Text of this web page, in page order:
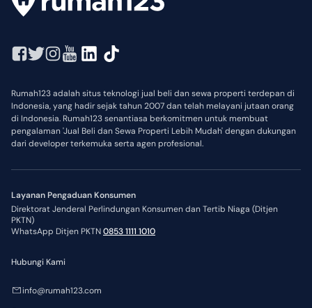
Rumah123 adalah situs teknologi jual beli dan sewa properti terdepan di
Indonesia, yang hadir sejak tahun 2007 dan telah melayani jutaan orang
di Indonesia. Rumah123 senantiasa berkomitmen untuk membuat
pengalaman 'Jual Beli dan Sewa Properti Lebih Mudah' dengan dukungan
dari developer terkemuka serta agen profesional.
Layanan Pengaduan Konsumen
Direktorat Jenderal Perlindungan Konsumen dan Tertib Niaga (Ditjen
PKTN)
WhatsApp Ditjen PKTN0853 1111 1010
Hubungi Kami
info@rumah123.com